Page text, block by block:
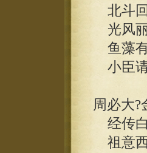
北斗
光风
鱼藻
小臣
周必大?
经传白
祖意西